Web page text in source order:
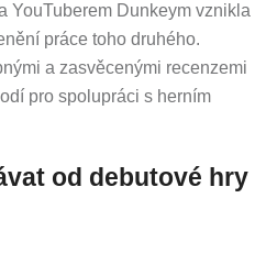
YouTuberem Dunkeym vznikla
práce toho druhého.
a zasvěcenými recenzemi
pro spolupráci s herním
od debutové hry